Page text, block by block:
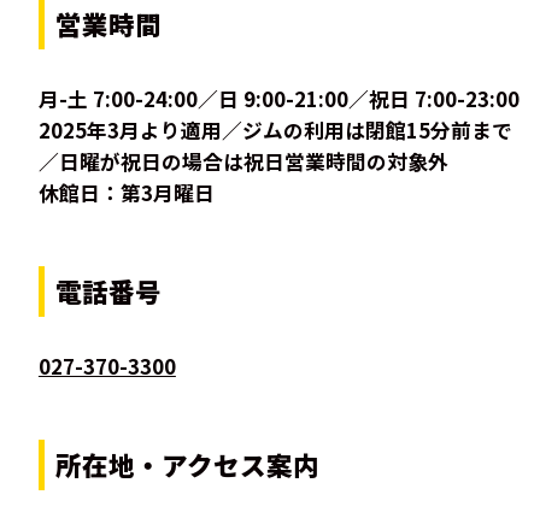
営業時間
月-土 7:00-24:00／日 9:00-21:00／祝日 7:00-23:00
2025年3月より適用／ジムの利用は閉館15分前まで
／日曜が祝日の場合は祝日営業時間の対象外
休館日：第3月曜日
電話番号
027-370-3300
所在地・アクセス案内